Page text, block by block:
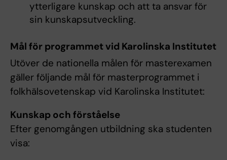
ytterligare kunskap och att ta ansvar för
sin kunskapsutveckling.
Mål för programmet vid Karolinska Institutet
Utöver de nationella målen för masterexamen
gäller följande mål för masterprogrammet i
folkhälsovetenskap vid Karolinska Institutet:
Kunskap och förståelse
Efter genomgången utbildning ska studenten
visa: